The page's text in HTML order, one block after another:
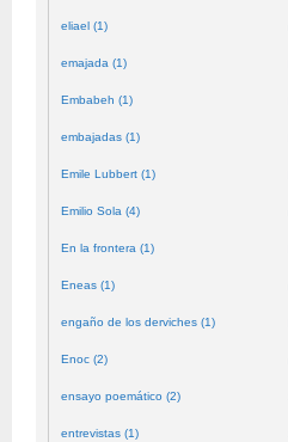
eliael (1)
emajada (1)
Embabeh (1)
embajadas (1)
Emile Lubbert (1)
Emilio Sola (4)
En la frontera (1)
Eneas (1)
engaño de los derviches (1)
Enoc (2)
ensayo poemático (2)
entrevistas (1)